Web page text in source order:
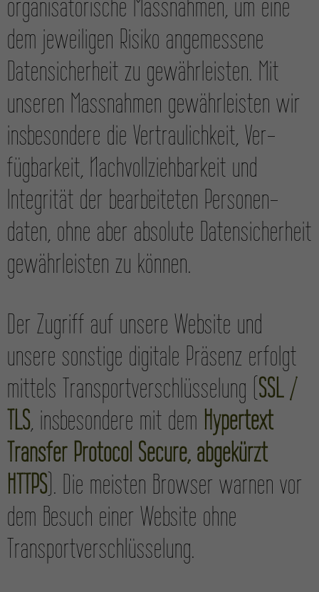
organisatorische Mass­nahmen, um eine
dem jeweiligen Risiko angemessene
Daten­sicherheit zu gewähr­leisten. Mit
unseren Mass­nahmen gewähr­leisten wir
insbesondere die Ver­traulichkeit, Ver­
fügbarkeit, Nach­vollzieh­barkeit und
Integrität der bearbeiteten Personen­
daten, ohne aber absolute Daten­sicherheit
gewährleisten zu können.
Der Zugriff auf unsere Website und
unsere sonstige digitale Präsenz erfolgt
mittels Transport­verschlüsselung (SSL /
TLS, insbesondere mit dem Hypertext
Transfer Protocol Secure, abgekürzt
HTTPS). Die meisten Browser warnen vor
dem Besuch einer Website ohne
Transport­verschlüsselung.